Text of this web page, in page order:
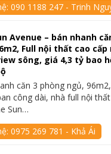
090 1188 247 - Trinh
Avenue – bán nhanh
Full nội thất cao
sông, giá 4,3 tỷ bao
căn 3 phòng ngủ,
công dài, nhà full nội
Sun…
0975 269 781 - Khả Ái